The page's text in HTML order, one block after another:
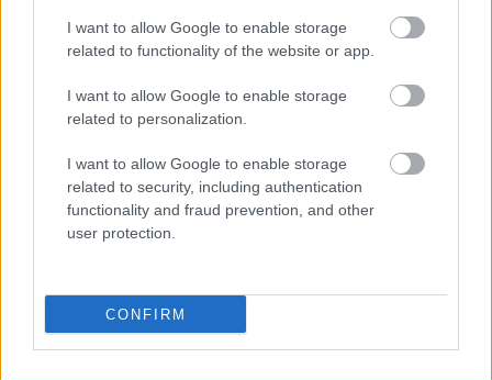
I want to allow Google to enable storage
related to functionality of the website or app.
I want to allow Google to enable storage
related to personalization.
I want to allow Google to enable storage
related to security, including authentication
functionality and fraud prevention, and other
user protection.
CONFIRM
Το δε 2025 αποτέλεσε έτος περαιτέρω
ανάπτυξης, με την πλήρη λειτουργία του